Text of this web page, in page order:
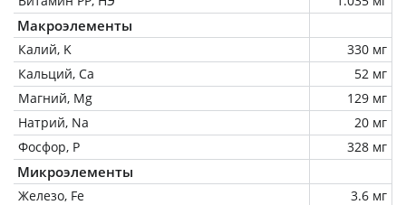
Макроэлементы
Калий, K
330 мг
Кальций, Ca
52 мг
Магний, Mg
129 мг
Натрий, Na
20 мг
Фосфор, P
328 мг
Микроэлементы
Железо, Fe
3.6 мг